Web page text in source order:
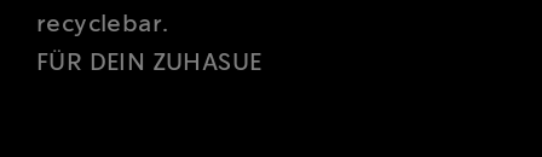
recyclebar.
FÜR DEIN ZUHASUE